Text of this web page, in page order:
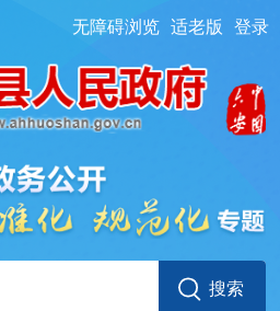
无障碍浏览 适老版 登录